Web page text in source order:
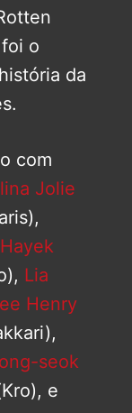
o
da
com
Jolie
Lia
Henry
seok
e